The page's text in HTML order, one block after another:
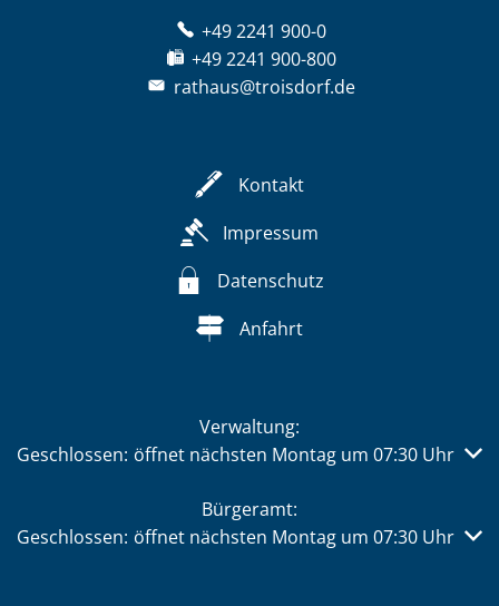
+49 2241 900-0
+49 2241 900-800
rathaus@troisdorf.de
Kontakt
Impressum
Datenschutz
Anfahrt
Verwaltung:
Klicken, um weitere Öffnungs- oder Schließzeiten
Geschlossen: öffnet nächsten Montag um 07:30 Uhr
Bürgeramt:
Klicken, um weitere Öffnungs- oder Schließzeiten
Geschlossen: öffnet nächsten Montag um 07:30 Uhr